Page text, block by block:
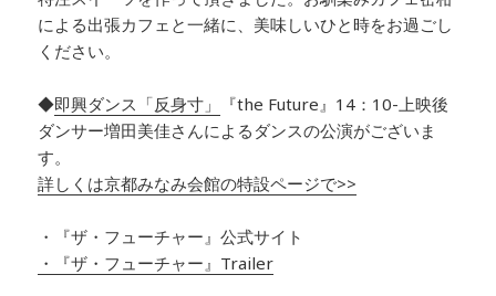
による出張カフェと一緒に、美味しいひと時をお過ごし
ください。
◆即興ダンス「反身寸」
『the Future』14：10-上映後
ダンサー増田美佳さんによるダンスの公演がございま
す。
詳しくは京都みなみ会館の特設ページで>>
・『ザ・フューチャー』公式サイト
・『ザ・フューチャー』Trailer